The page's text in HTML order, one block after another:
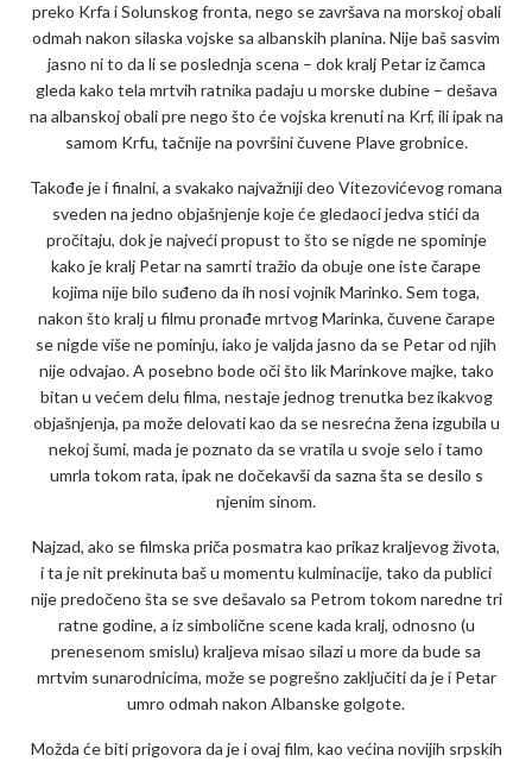
preko Krfa i Solunskog fronta, nego se završava na morskoj obali
odmah nakon silaska vojske sa albanskih planina. Nije baš sasvim
jasno ni to da li se poslednja scena – dok kralj Petar iz čamca
gleda kako tela mrtvih ratnika padaju u morske dubine – dešava
na albanskoj obali pre nego što će vojska krenuti na Krf, ili ipak na
samom Krfu, tačnije na površini čuvene Plave grobnice.
Takođe je i finalni, a svakako najvažniji deo Vitezovićevog romana
sveden na jedno objašnjenje koje će gledaoci jedva stići da
pročitaju, dok je najveći propust to što se nigde ne spominje
kako je kralj Petar na samrti tražio da obuje one iste čarape
kojima nije bilo suđeno da ih nosi vojnik Marinko. Sem toga,
nakon što kralj u filmu pronađe mrtvog Marinka, čuvene čarape
se nigde više ne pominju, iako je valjda jasno da se Petar od njih
nije odvajao. A posebno bode oči što lik Marinkove majke, tako
bitan u većem delu filma, nestaje jednog trenutka bez ikakvog
objašnjenja, pa može delovati kao da se nesrećna žena izgubila u
nekoj šumi, mada je poznato da se vratila u svoje selo i tamo
umrla tokom rata, ipak ne dočekavši da sazna šta se desilo s
njenim sinom.
Najzad, ako se filmska priča posmatra kao prikaz kraljevog života,
i ta je nit prekinuta baš u momentu kulminacije, tako da publici
nije predočeno šta se sve dešavalo sa Petrom tokom naredne tri
ratne godine, a iz simbolične scene kada kralj, odnosno (u
prenesenom smislu) kraljeva misao silazi u more da bude sa
mrtvim sunarodnicima, može se pogrešno zaključiti da je i Petar
umro odmah nakon Albanske golgote.
Možda će biti prigovora da je i ovaj film, kao većina novijih srpskih